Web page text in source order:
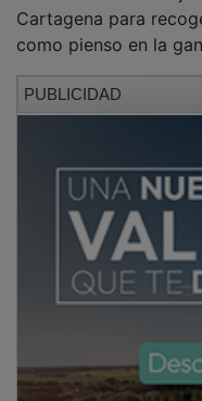
de ellos de
Cartagena para
como pienso en la